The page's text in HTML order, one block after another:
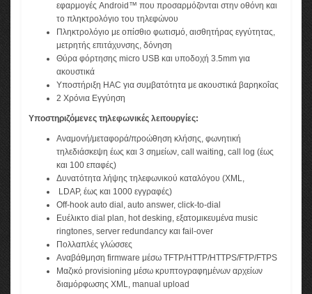
εφαρμογές Android™ που προσαρμόζονται στην οθόνη και
το πληκτρολόγιο του τηλεφώνου
Πληκτρολόγιο με οπίσθιο φωτισμό, αισθητήρας εγγύτητας,
μετρητής επιτάχυνσης, δόνηση
Θύρα φόρτησης micro USB και υποδοχή 3.5mm για
ακουστικά
Υποστήριξη HAC για συμβατότητα με ακουστικά βαρηκοΐας
2 Χρόνια Εγγύηση
Υποστηριζόμενες τηλεφωνικές λειτουργίες:
Αναμονή/μεταφορά/προώθηση κλήσης, φωνητική
τηλεδιάσκεψη έως και 3 σημείων, call waiting, call log (έως
και 100 επαφές)
Δυνατότητα λήψης τηλεφωνικού καταλόγου (XML,
LDAP, έως και 1000 εγγραφές)
Off-hook auto dial, auto answer, click-to-dial
Ευέλικτο dial plan, hot desking, εξατομικευμένα music
ringtones, server redundancy και fail-over
Πολλαπλές γλώσσες
Αναβάθμηση firmware μέσω TFTP/HTTP/HTTPS/FTP/FTPS
Μαζικό provisioning μέσω κρυπτογραφημένων αρχείων
διαμόρφωσης XML, manual upload